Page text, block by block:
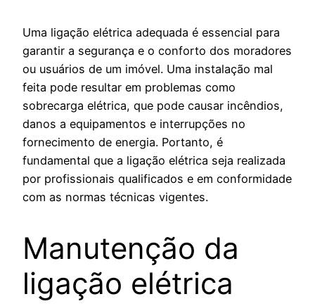
Uma ligação elétrica adequada é essencial para
garantir a segurança e o conforto dos moradores
ou usuários de um imóvel. Uma instalação mal
feita pode resultar em problemas como
sobrecarga elétrica, que pode causar incêndios,
danos a equipamentos e interrupções no
fornecimento de energia. Portanto, é
fundamental que a ligação elétrica seja realizada
por profissionais qualificados e em conformidade
com as normas técnicas vigentes.
Manutenção da
ligação elétrica